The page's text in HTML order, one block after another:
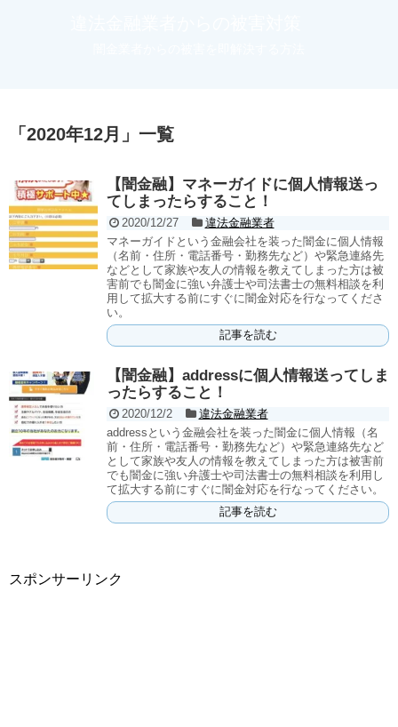
「 2020年12月 」 一覧
【闇金融】マネーガイドに個人情報送っ
てしまったらすること！
2020/12/27
違法金融業者
マネーガイドという金融会社を装った闇金に個人情報
（名前・住所・電話番号・勤務先など）や緊急連絡先
などとして家族や友人の情報を教えてしまった方は被
害前でも闇金に強い弁護士や司法書士の無料相談を利
用して拡大する前にすぐに闇金対応を行なってくださ
い。
記事を読む
【闇金融】addressに個人情報送ってしま
ったらすること！
2020/12/2
違法金融業者
addressという金融会社を装った闇金に個人情報（名
前・住所・電話番号・勤務先など）や緊急連絡先など
として家族や友人の情報を教えてしまった方は被害前
でも闇金に強い弁護士や司法書士の無料相談を利用し
て拡大する前にすぐに闇金対応を行なってください。
記事を読む
スポンサーリンク